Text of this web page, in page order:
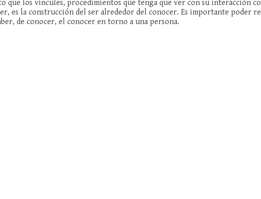
que los vincules, procedimientos que tenga que ver con su interacción
es la construcción del ser alrededor del conocer. Es importante poder
de conocer, el conocer en torno a una persona.